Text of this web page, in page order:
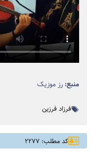
منبع:رز موزیک
فرزاد فرزین
کد مطلب: ۲۲۷۷